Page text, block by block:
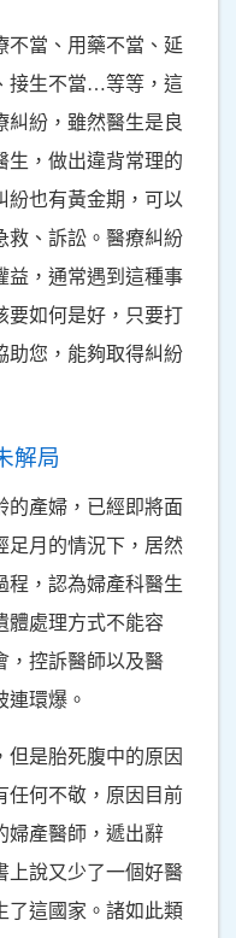
不當、用藥不當、延
接生不當…等等，這
糾紛，雖然醫生是良
生，做出違背常理的
紛也有黃金期，可以
救、訴訟。醫療糾紛
益，通常遇到這種事
要如何是好，只要打
助您，能夠取得糾紛
解局
的產婦，已經即將面
足月的情況下，居然
程，認為婦產科醫生
體處理方式不能容
，控訴醫師以及醫
連環爆。
但是胎死腹中的原因
任何不敬，原因目前
婦產醫師，遞出辭
上說又少了一個好醫
了這國家。諸如此類